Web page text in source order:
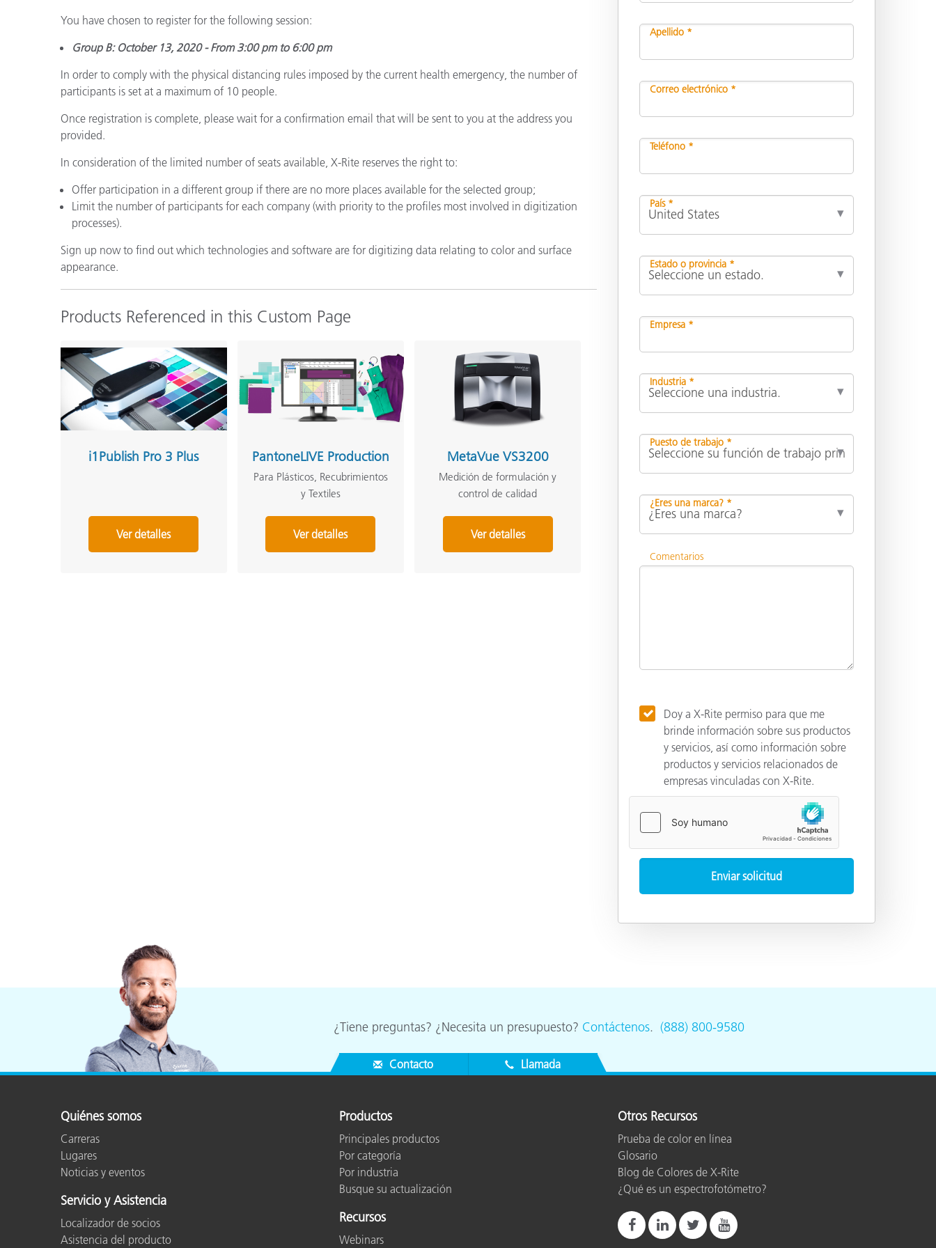
Bienes Duraderos
You have chosen to register for the following session:
Group B: October 13, 2020 - From 3:00 pm to 6:00 pm
In order to comply with the physical distancing rules imposed by the current health emergency, the number of
participants is set at a maximum of 10 people.
Once registration is complete, please wait for a confirmation email that will be sent to you at the address you
provided.
In consideration of the limited number of seats available, X-Rite reserves the right to:
Offer participation in a different group if there are no more places available for the selected group;
Limit the number of participants for each company (with priority to the profiles most involved in digitization
processes).
Sign up now to find out which technologies and software are for digitizing data relating to color and surface
appearance.
Products Referenced in this Custom Page
i1Publish Pro 3 Plus
Ver detalles
PantoneLIVE Production
Para Plásticos, Recubrimientos
y Textiles
Ver detalles
MetaVue VS3200
Medición de formulación y
control de calidad
Ver detalles
Apellido *
Correo electrónico *
Teléfono *
País *
Estado o provincia *
Empresa *
Industria *
Puesto de trabajo *
¿Eres una marca? *
Comentarios
Doy a X-Rite permiso para que me
brinde información sobre sus productos
y servicios, así como información sobre
productos y servicios relacionados de
empresas vinculadas con X-Rite.
¿Tiene preguntas? ¿Necesita un presupuesto? Contáctenos. (888) 800-9580
Contacto Llamada
Quiénes somos
Carreras
Lugares
Noticias y eventos
Servicio y Asistencia
Localizador de socios
Asistencia del producto
Productos
Principales productos
Por categoría
Por industria
Busque su actualización
Recursos
Webinars
Otros Recursos
Prueba de color en línea
Glosario
Blog de Colores de X-Rite
¿Qué es un espectrofotómetro?